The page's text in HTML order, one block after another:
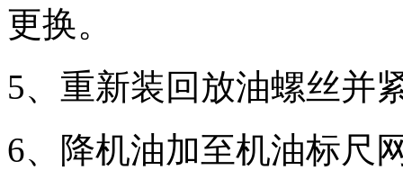
更换。
5、重新装回放油螺丝并
6、降机油加至机油标尺